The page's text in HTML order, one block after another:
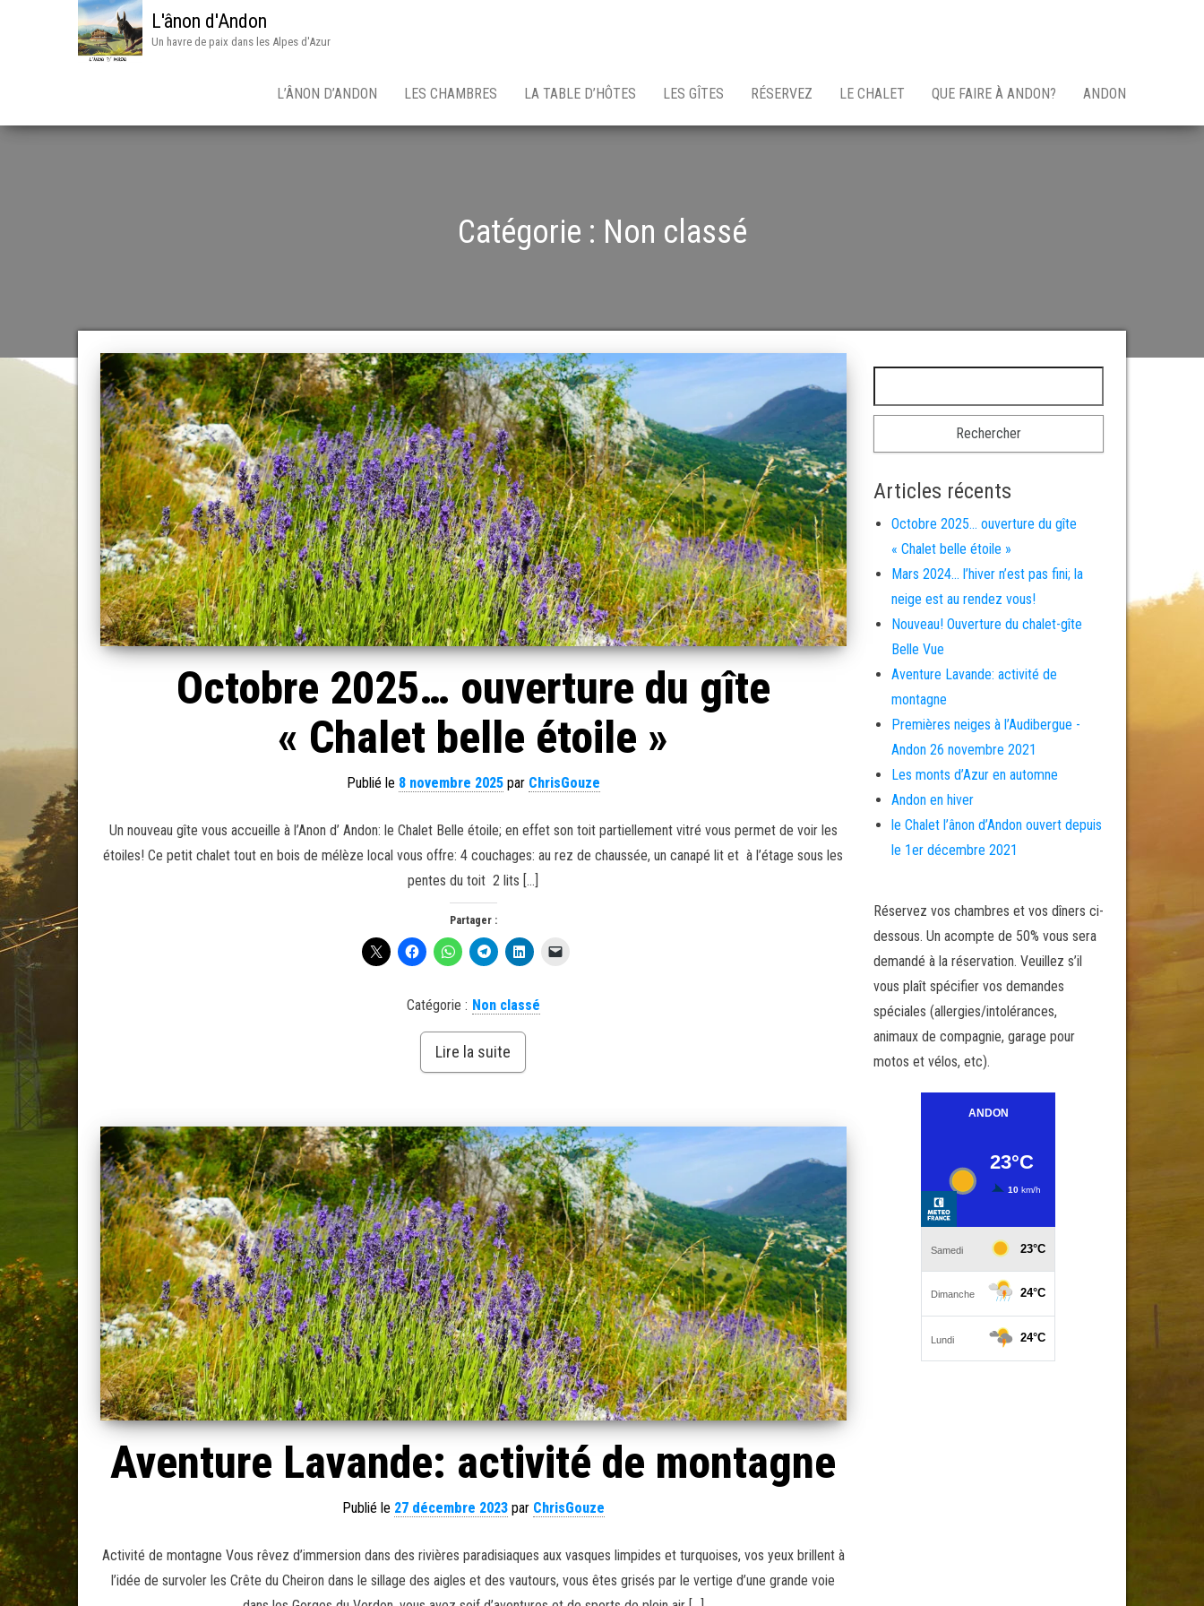
L'ânon d'Andon
Un havre de paix dans les Alpes d'Azur
L’ÂNON D’ANDON LES CHAMBRES LA TABLE D’HÔTES LES GÎTES RÉSERVEZ LE CHALET QUE FAIRE À ANDON? ANDON
Catégorie : Non classé
Octobre 2025… ouverture du gîte
« Chalet belle étoile »
Publié le 8 novembre 2025par ChrisGouze
Un nouveau gîte vous accueille à l’Anon d’ Andon: le Chalet Belle étoile; en effet son toit partiellement vitré vous permet de voir les
étoiles! Ce petit chalet tout en bois de mélèze local vous offre: 4 couchages: au rez de chaussée, un canapé lit et à l’étage sous les
pentes du toit 2 lits […]
Partager :
Catégorie : Non classé
Lire la suite
Aventure Lavande: activité de montagne
Publié le 27 décembre 2023par ChrisGouze
Activité de montagne Vous rêvez d’immersion dans des rivières paradisiaques aux vasques limpides et turquoises, vos yeux brillent à
l’idée de survoler les Crête du Cheiron dans le sillage des aigles et des vautours, vous êtes grisés par le vertige d’une grande voie
Articles récents
Octobre 2025… ouverture du gîte
« Chalet belle étoile »
Mars 2024… l’hiver n’est pas fini; la
neige est au rendez vous!
Nouveau! Ouverture du chalet-gîte
Belle Vue
Aventure Lavande: activité de
montagne
Premières neiges à l’Audibergue -
Andon 26 novembre 2021
Les monts d’Azur en automne
Andon en hiver
le Chalet l’ânon d’Andon ouvert depuis
le 1er décembre 2021
Réservez vos chambres et vos dîners ci-
dessous. Un acompte de 50% vous sera
demandé à la réservation. Veuillez s’il
vous plaît spécifier vos demandes
spéciales (allergies/intolérances,
animaux de compagnie, garage pour
motos et vélos, etc).